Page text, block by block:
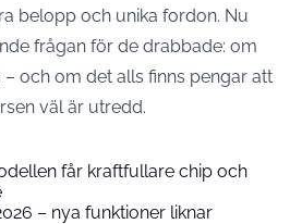
belopp och unika fordon. Nu
frågan för de drabbade: om
och om det alls finns pengar att
väl är utredd.
får kraftfullare chip och
– nya funktioner liknar